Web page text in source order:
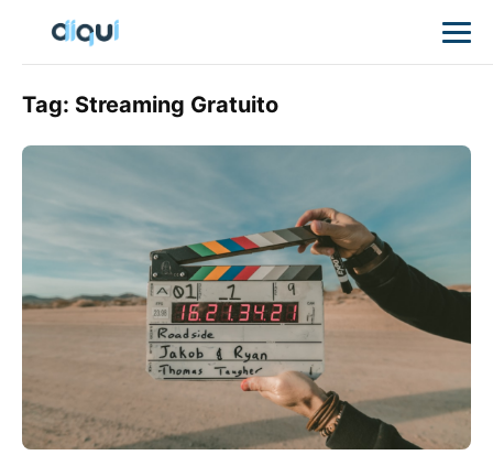
Tag: Streaming Gratuito